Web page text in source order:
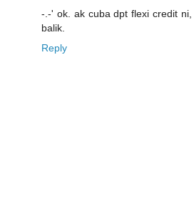
-.-' ok. ak cuba dpt flexi credit
balik.
Reply